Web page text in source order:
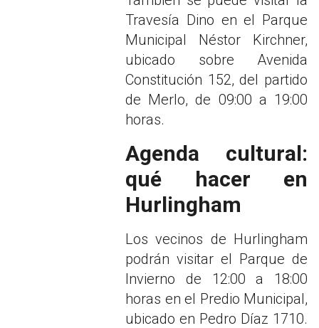
Travesía Dino en el Parque
Municipal Néstor Kirchner,
ubicado sobre Avenida
Constitución 152, del partido
de Merlo, de 09:00 a 19:00
horas.
Agenda cultural:
qué hacer en
Hurlingham
Los vecinos de Hurlingham
podrán visitar el Parque de
Invierno de 12:00 a 18:00
horas en el Predio Municipal,
ubicado en Pedro Díaz 1710.